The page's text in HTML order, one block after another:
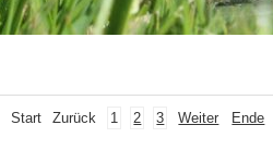
Start Zurück 1 2 3 Weiter Ende